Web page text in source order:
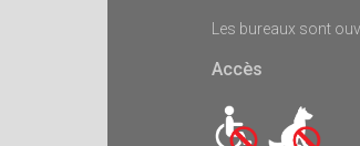
Les bureaux sont
Accès